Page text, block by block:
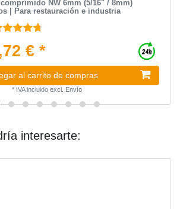
NW 6mm (5/16" / 8mm)
| Para restauración e industria
€ *
al carrito de compras
* IVA incluido excl. Envío
interesarte: